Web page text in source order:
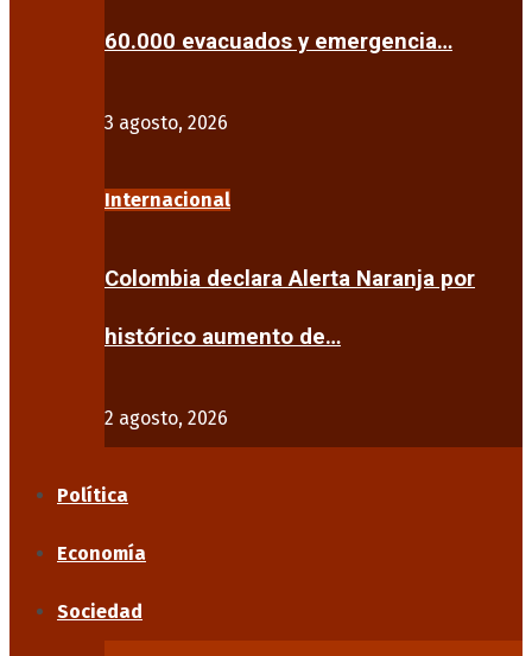
60.000 evacuados y emergencia…
3 agosto, 2026
Internacional
Colombia declara Alerta Naranja por
histórico aumento de…
2 agosto, 2026
Política
Economía
Sociedad